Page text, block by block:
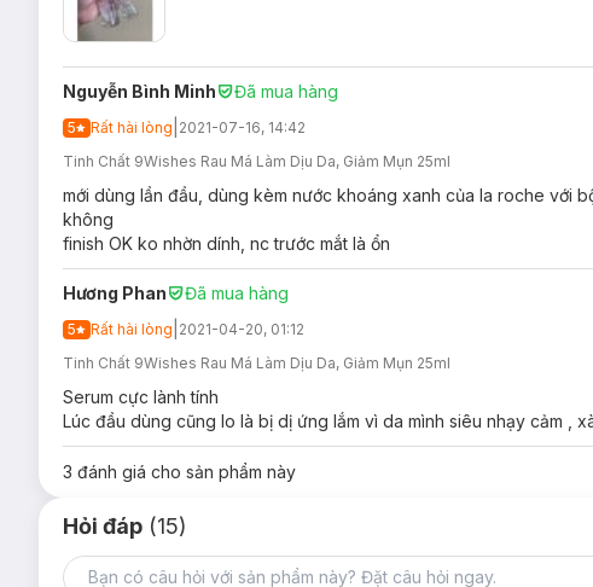
Nguyễn Bình Minh Đã mua hàng
5 Rất hài lòng 2021-07-16, 14:42
Tinh Chất 9Wishes Rau Má Làm Dịu Da, Giảm Mụn 25ml
mới dùng lần đầu, dùng kèm nước khoáng xanh của la roche với
không
finish OK ko nhờn dính, nc trước mắt là ổn
Hương Phan Đã mua hàng
5 Rất hài lòng 2021-04-20, 01:12
Tinh Chất 9Wishes Rau Má Làm Dịu Da, Giảm Mụn 25ml
Serum cực lành tính
Lúc đầu dùng cũng lo là bị dị ứng lắm vì da mình siêu nhạy cảm ,
3 đánh giá cho sản phẩm này
Hỏi đáp (15)